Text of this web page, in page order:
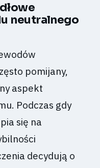
neutralnego
pomijany,
aspekt
Podczas gdy
się na
decydują o